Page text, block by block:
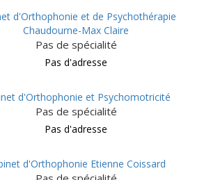
d'Orthophonie et de Psychothérapie
Chaudourne-Max Claire
Pas de spécialité
Pas d'adresse
d'Orthophonie et Psychomotricité
Pas de spécialité
Pas d'adresse
d'Orthophonie Etienne Coissard